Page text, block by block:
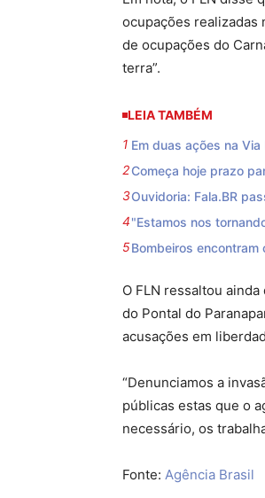
ocupações realizadas
de ocupações do
terra”.
LEIA TAMBÉM
Em duas ações na
Começa hoje prazo
Ouvidoria: Fala.BR
"Estamos nos
Bombeiros
O FLN ressaltou
do Pontal do
acusações em
“Denunciamos a
públicas estas que o
necessário, os
Fonte: Agência Brasil